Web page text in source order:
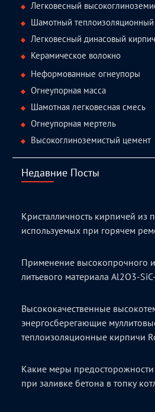
Легковесный
Шамотный теплоизоляционный
Легковесный динасовый кирпич
Керамическое волокно
Неформованные огнеупоры
Огнеупорная масса
Шамотная легковесная смесь
Огнеупорная мертель
Высокоглиноземистый цемент
Недавние Посты
Кристалличность кирпичей из
используемых при горячем
Применение высокопрочного
литьевого материала Al2O3-
Высококачественные
энергосберегающие
теплоизоляционные кирпичи
Какие меры предосторожности
при заливке бетона в топку